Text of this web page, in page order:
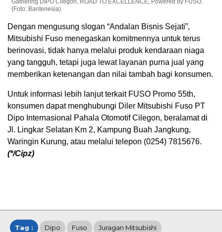
(Foto: Bantenesia)
Dengan mengusung slogan “Andalan Bisnis Sejati”,
Mitsubishi Fuso menegaskan komitmennya untuk terus
berinovasi, tidak hanya melalui produk kendaraan niaga
yang tangguh, tetapi juga lewat layanan purna jual yang
memberikan ketenangan dan nilai tambah bagi konsumen.
Untuk informasi lebih lanjut terkait FUSO Promo 55th,
konsumen dapat menghubungi Diler Mitsubishi Fuso PT
Dipo Internasional Pahala Otomotif Cilegon, beralamat di
Jl. Lingkar Selatan Km 2, Kampung Buah Jangkung,
Waringin Kurung, atau melalui telepon (0254) 7815676.
(*/Cipz)
Tag : Dipo Fuso Juragan Mitsubishi